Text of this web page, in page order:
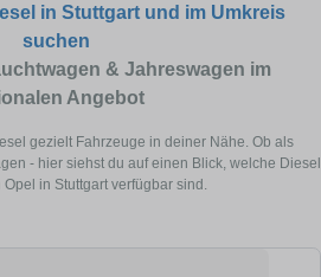
in Stuttgart und im Umkreis
suchen
& Jahreswagen im
Angebot
gezielt Fahrzeuge in deiner Nähe. Ob als
- hier siehst du auf einen Blick, welche Diesel
in Stuttgart verfügbar sind.